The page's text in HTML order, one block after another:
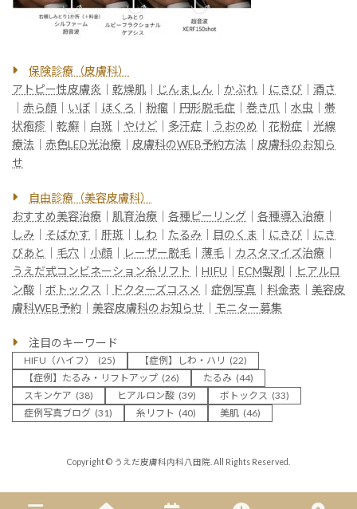
保険診療（皮膚科）
アトピー性皮膚炎
乾燥肌 じんましん かぶれ にきび
酒さ
赤ら顔 いぼ ほくろ 粉瘤 円形脱毛症 巻き爪 水虫
帯
状疱疹
乾癬 白斑 やけど 多汗症 うおのめ 花粉症
光線
療法
赤色LED光治療 皮膚科のWEB予約方法
皮膚科のお知ら
せ
自由診療（美容皮膚科）
おすすめ美容治療
肌育治療 各種ピーリング 各種導入治療
しみ
そばかす 肝斑 しわ たるみ 目のくま にきび
にき
びあと
毛穴 小顔 レーザー脱毛 薄毛 カスタマイズ治療
うえだ式コンビネーション糸リフト
HIFU ECM製剤
ヒアルロ
ン酸
ボトックス ドクターズコスメ 症例写真 料金表
美容皮
膚科WEB予約
美容皮膚科のお知らせ モニター募集
注目のキーワード
HIFU（ハイフ） (25) 【症例】しわ・ハリ (22)
【症例】たるみ・リフトアップ (26) たるみ (44)
スキンケア (38) ヒアルロン酸 (39) ボトックス (33)
症例写真ブログ (31) 糸リフト (40) 美肌 (46)
Copyright © うえだ皮膚科内科八田院. All Rights Reserved.